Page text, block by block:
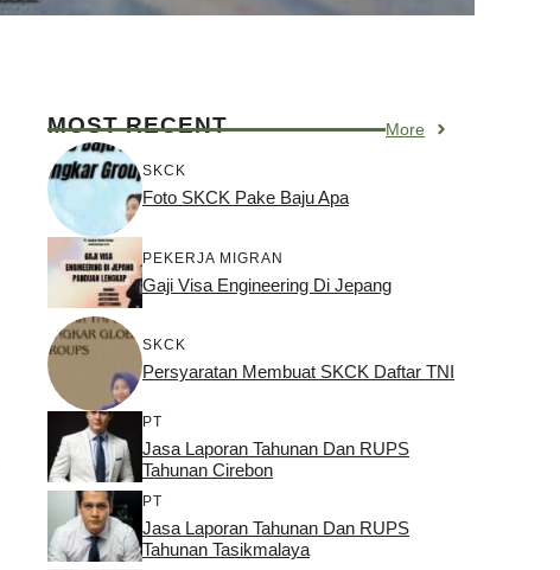
MOST RECENT More
SKCK
Foto SKCK Pake Baju Apa
PEKERJA MIGRAN
Gaji Visa Engineering Di Jepang
SKCK
Persyaratan Membuat SKCK Daftar TNI
PT
Jasa Laporan Tahunan Dan RUPS
Tahunan Cirebon
PT
Jasa Laporan Tahunan Dan RUPS
Tahunan Tasikmalaya